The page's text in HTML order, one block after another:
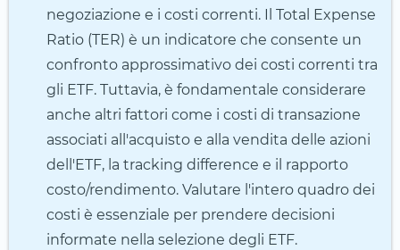
negoziazione e i costi correnti. Il Total Expense
Ratio (TER) è un indicatore che consente un
confronto approssimativo dei costi correnti tra
gli ETF. Tuttavia, è fondamentale considerare
anche altri fattori come i costi di transazione
associati all'acquisto e alla vendita delle azioni
dell'ETF, la tracking difference e il rapporto
costo/rendimento. Valutare l'intero quadro dei
costi è essenziale per prendere decisioni
informate nella selezione degli ETF.